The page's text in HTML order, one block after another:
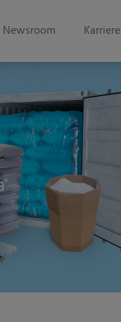
Newsroom Karriere